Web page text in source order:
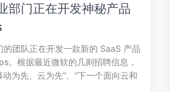
部门正在开发神秘产品
的团队正在开发一款新的 SaaS 产品
。根据最近微软的几则招聘信息，
为先、云为先”、“下一个面向云和